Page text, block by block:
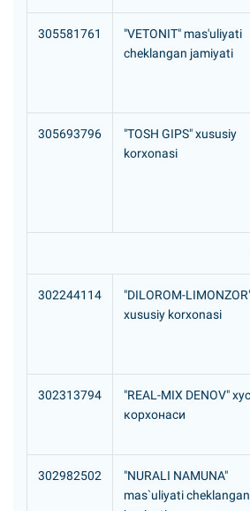
305581761
"VETONIT" mas'uliyati
cheklangan jamiyati
305693796
"TOSH GIPS" xususiy
korxonasi
302244114
"DILOROM-
xususiy korxonasi
302313794
"REAL-MIX DENOV"
корхонаси
302982502
"NURALI NAMUNA"
mas`uliyati cheklangan